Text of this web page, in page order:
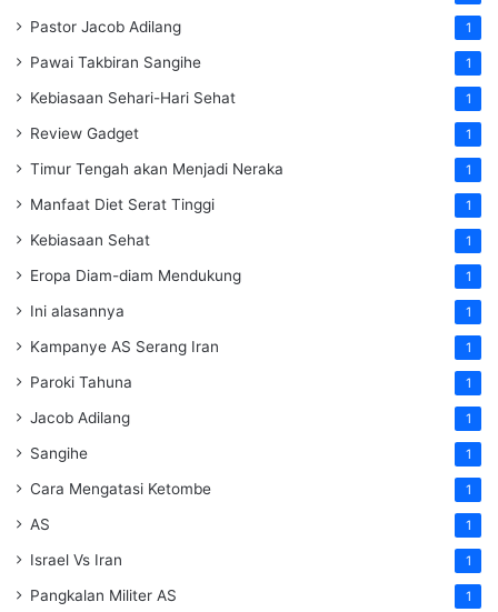
Pastor Jacob Adilang 1
Pawai Takbiran Sangihe 1
Kebiasaan Sehari-Hari Sehat 1
Review Gadget 1
Timur Tengah akan Menjadi Neraka 1
Manfaat Diet Serat Tinggi 1
Kebiasaan Sehat 1
Eropa Diam-diam Mendukung 1
Ini alasannya 1
Kampanye AS Serang Iran 1
Paroki Tahuna 1
Jacob Adilang 1
Sangihe 1
Cara Mengatasi Ketombe 1
AS 1
Israel Vs Iran 1
Pangkalan Militer AS 1